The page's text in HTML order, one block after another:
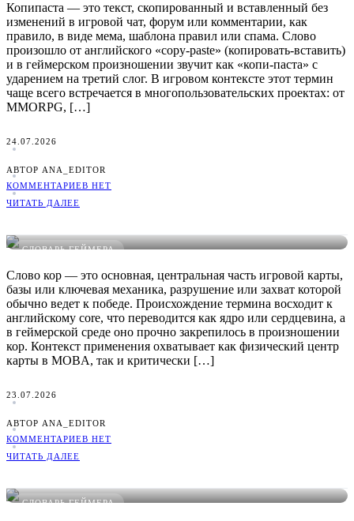
Копипаста — это текст, скопированный и вставленный без
изменений в игровой чат, форум или комментарии, как
правило, в виде мема, шаблона правил или спама. Слово
произошло от английского «copy-paste» (копировать-вставить)
и в геймерском произношении звучит как «копи-паста» с
ударением на третий слог. В игровом контексте этот термин
чаще всего встречается в многопользовательских проектах: от
MMORPG, […]
24.07.2026
АВТОР ANA_EDITOR
КОММЕНТАРИЕВ НЕТ
ЧИТАТЬ ДАЛЕЕ
СЛОВАРЬ ГЕЙМЕРА
Слово кор — это основная, центральная часть игровой карты,
базы или ключевая механика, разрушение или захват которой
обычно ведет к победе. Происхождение термина восходит к
английскому core, что переводится как ядро или сердцевина, а
в геймерской среде оно прочно закрепилось в произношении
кор. Контекст применения охватывает как физический центр
карты в MOBA, так и критически […]
23.07.2026
АВТОР ANA_EDITOR
КОММЕНТАРИЕВ НЕТ
ЧИТАТЬ ДАЛЕЕ
СЛОВАРЬ ГЕЙМЕРА